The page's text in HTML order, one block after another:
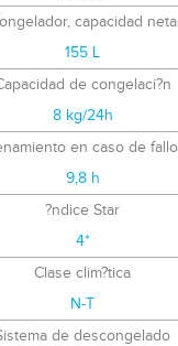
capacidad neta
155 L
de congelaci?n
8 kg/24h
en caso de
9,8 h
?ndice Star
4*
Clase clim?tica
N-T
de descongelado